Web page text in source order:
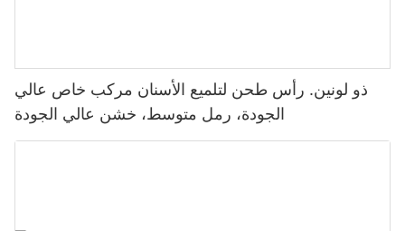
ذو لونين. رأس طحن لتلميع الأسنان مركب خاص عالي
الجودة، رمل متوسط، خشن عالي الجودة